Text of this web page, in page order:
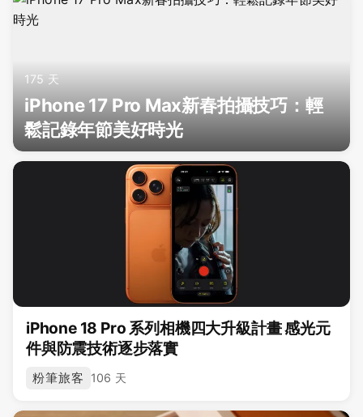
175 天
iPhone 17 Pro Max新春拍攝技巧：輕
鬆記錄年節美好時光
iPhone 18 Pro 系列相機四大升級計畫 感光元
件與防震技術逐步落實
粉筆旅客 106 天